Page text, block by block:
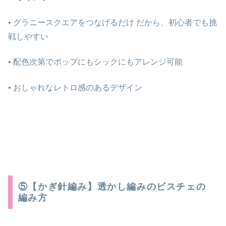
• グラニースクエアをつなげるだけ だから、初心者でも挑
戦しやすい
• 配色次第でポップにもシックにもアレンジ可能
• おしゃれなレトロ感のあるデザイン
⑤【かぎ針編み】透かし編みのビスチェの
編み方